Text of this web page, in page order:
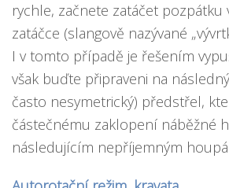
rychle, začnete zatáčet pozpátku
zatáčce (slangově nazývané
I v tomto případě je řešením
však buďte připraveni na
často nesymetrický) předstřel,
částečnému zaklopení náběžné
následujícím nepříjemným